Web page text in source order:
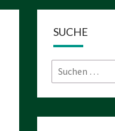
SUCHE
Suchen
nach: